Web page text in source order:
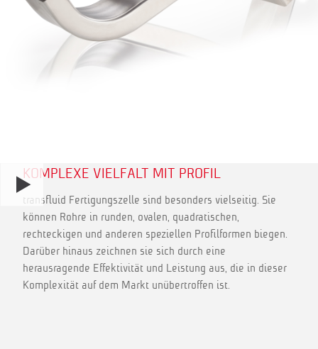
KOMPLEXE VIELFALT MIT PROFIL
transfluid Fertigungszelle sind besonders vielseitig. Sie
können Rohre in runden, ovalen, quadratischen,
rechteckigen und anderen speziellen Profilformen biegen.
Darüber hinaus zeichnen sie sich durch eine
herausragende Effektivität und Leistung aus, die in dieser
Komplexität auf dem Markt unübertroffen ist.